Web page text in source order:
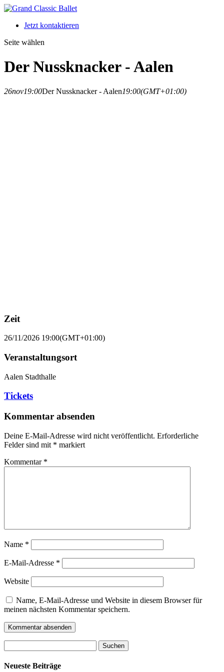
Jetzt kontaktieren
Seite wählen
Der Nussknacker - Aalen
26nov19:00Der Nussknacker - Aalen19:00(GMT+01:00)
Zeit
26/11/2026 19:00(GMT+01:00)
Veranstaltungsort
Aalen Stadthalle
Tickets
Kommentar absenden
Deine E-Mail-Adresse wird nicht veröffentlicht. Erforderliche
Felder sind mit * markiert
Kommentar *
Name *
E-Mail-Adresse *
Website
Name, E-Mail-Adresse und Website in diesem Browser für
meinen nächsten Kommentar speichern.
nach:
Neueste Beiträge